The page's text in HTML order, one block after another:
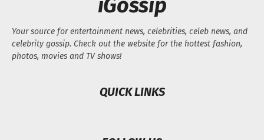
Your source for entertainment news, celebrities, celeb news, and
celebrity gossip. Check out the website for the hottest fashion,
photos, movies and TV shows!
QUICK LINKS